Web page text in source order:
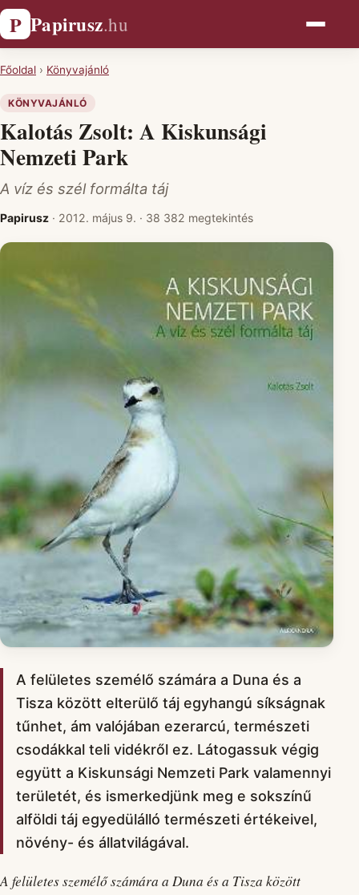
P Papirusz.hu
Főoldal › Könyvajánló
KÖNYVAJÁNLÓ
Kalotás Zsolt: A Kiskunsági
Nemzeti Park
A víz és szél formálta táj
Papirusz · 2012. május 9. · 38 382 megtekintés
A felületes személő számára a Duna és a
Tisza között elterülő táj egyhangú síkságnak
tűnhet, ám valójában ezerarcú, természeti
csodákkal teli vidékről ez. Látogassuk végig
együtt a Kiskunsági Nemzeti Park valamennyi
területét, és ismerkedjünk meg e sokszínű
alföldi táj egyedülálló természeti értékeivel,
növény- és állatvilágával.
A felületes személő számára a Duna és a Tisza között